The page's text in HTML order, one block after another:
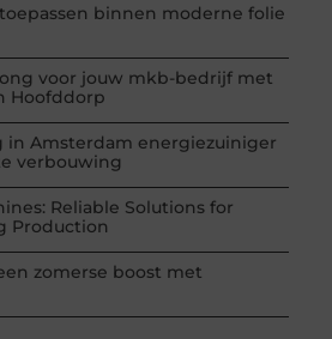
binnen moderne folie
voor jouw mkb-bedrijf met
Hoofddorp
in Amsterdam energiezuiniger
verbouwing
Reliable Solutions for
Production
zomerse boost met